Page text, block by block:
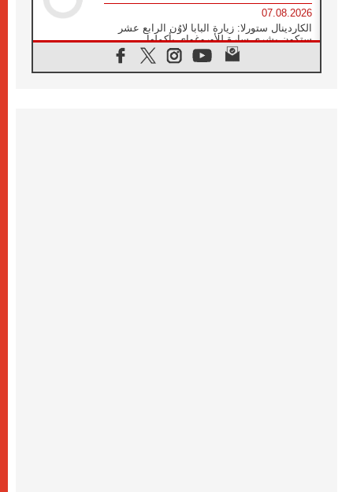
07.08.2026
الكاردينال ستورلا: زيارة البابا لاوُن الرابع عشر
ستكون بشرى سارة للأوروغواي بأكملها
الفاتيكان يعلن برنامج الزيارة الرسولية للبابا لاوُن